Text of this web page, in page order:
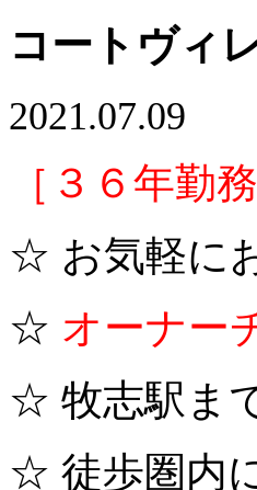
コートヴィ
2021.07.09
［３６年勤
☆ お気軽に
☆ オーナー
☆ 牧志駅ま
☆ 徒歩圏内